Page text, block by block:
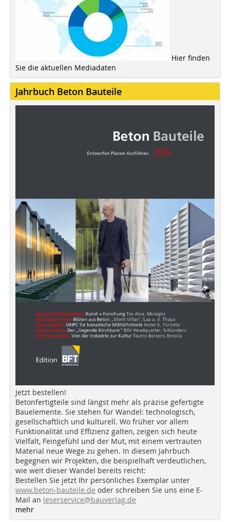
Hier finden
Sie die aktuellen Mediadaten
Jahrbuch Beton Bauteile
Jetzt bestellen!
Betonfertigteile sind längst mehr als präzise gefertigte
Bauelemente. Sie stehen für Wandel: technologisch,
gesellschaftlich und kulturell. Wo früher vor allem
Funktionalität und Effizienz galten, zeigen sich heute
Vielfalt, Feingefühl und der Mut, mit einem vertrauten
Material neue Wege zu gehen. In diesem Jahrbuch
begegnen wir Projekten, die beispielhaft verdeutlichen,
wie weit dieser Wandel bereits reicht:
Bestellen Sie jetzt Ihr persönliches Exemplar unter
www.beton-bauteile.de oder schreiben Sie uns eine E-
Mail an leserservice@bauverlag.de
mehr